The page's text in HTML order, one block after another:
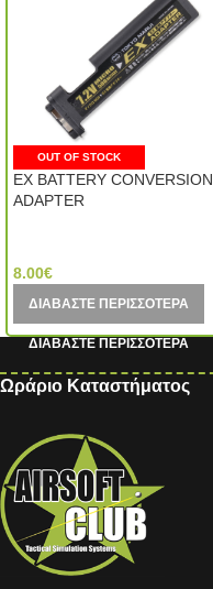
OUT OF STOCK
EX BATTERY CONVERSION
ADAPTER
8.00€
ΔΙΑΒΆΣΤΕ ΠΕΡΙΣΣΌΤΕΡΑ
Ωράριο Καταστήματος